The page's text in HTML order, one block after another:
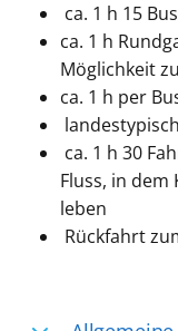
ca. 1 h 15
ca. 1 h
Möglichkeit
ca. 1 h per
ca. 1 h 30
Fluss, in dem
leben
Rückfahrt